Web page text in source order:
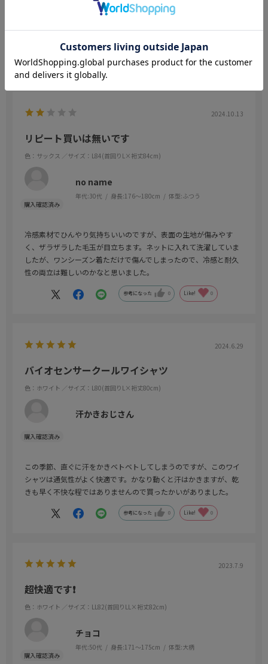
参考になった 0 Like! 0
2024.10.13
リピート買いは無いです
色：サックス ／サイズ：L84(首回りL×裄丈84cm)
no name
年代:30代 身長:176～180cm 体型:ふつう
冷感素材でひんやり気持ちいいのですが、表面の生地が傷みやす
く、ザラザラした毛玉が目立ちます。ネットに入れて洗濯していま
したが、ワンシーズン着ただけで傷んでしまったので、冷感と耐久
性の両立は難しいのかなと思いました。
参考になった 0 Like! 0
2024.6.29
バイオセンサークールワイシャツ
色：ホワイト ／サイズ：L80(首回りL×裄丈80cm)
汗かきおじさん
この季節、直ぐに汗をかきベトベトしてしまうのですが、このワイ
シャツは通気性がよく快適です。かなり動くと汗はかきますが、乾
きも早く不快な程ではありませんので買ったかいがありました。
参考になった 0 Like! 0
2023.7.9
超快適です❗
色：ホワイト ／サイズ：LL82(首回りLL×裄丈82cm)
チョコ
年代:50代 身長:171～175cm 体型:大柄